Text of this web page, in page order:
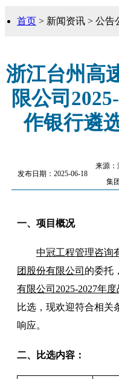
首页 > 新闻资讯 > 公告
浙江台州高
限公司
作银行遴
发布日期：2025-06-18
来源：
集
一、 项目概况
中冠工程管理咨询
团股份有限公司 的委托，
有限公司 2025-2027年
比选，现欢迎符合相关
响应。
二、比选内容 ：